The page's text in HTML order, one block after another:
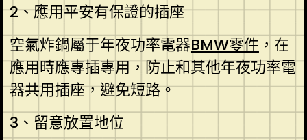
2、應用平安有保證的插座
空氣炸鍋屬于年夜功率電器BMW零件 ，在
應用時應專插專用，防止和其他年夜功率電
器共用插座，避免短路。
3、留意放置地位